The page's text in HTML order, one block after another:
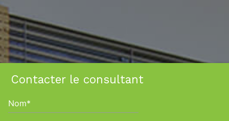
Contacter le consultant
Nom*